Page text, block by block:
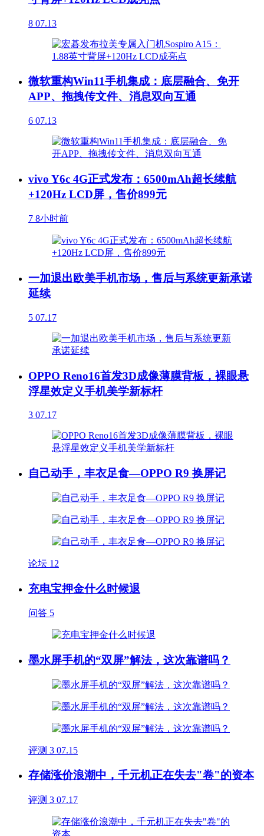
8 07.13
微软重构Win11手机集成：底层融合、免开
APP、拖拽传文件、消息双向互通
6 07.13
vivo Y6c 4G正式发布：6500mAh超长续航
+120Hz LCD屏，售价899元
7 8小时前
一加退出欧美手机市场，售后与系统更新承诺
延续
5 07.17
OPPO Reno16首发3D成像薄膜背板，裸眼悬
浮星效定义手机美学新标杆
3 07.17
自己动手，丰衣足食—OPPO R9 换屏记
论坛 12
充电宝押金什么时候退
问答 5
墨水屏手机的“双屏”解法，这次靠谱吗？
评测 3 07.15
存储涨价浪潮中，千元机正在失去"卷"的资本
评测 3 07.17